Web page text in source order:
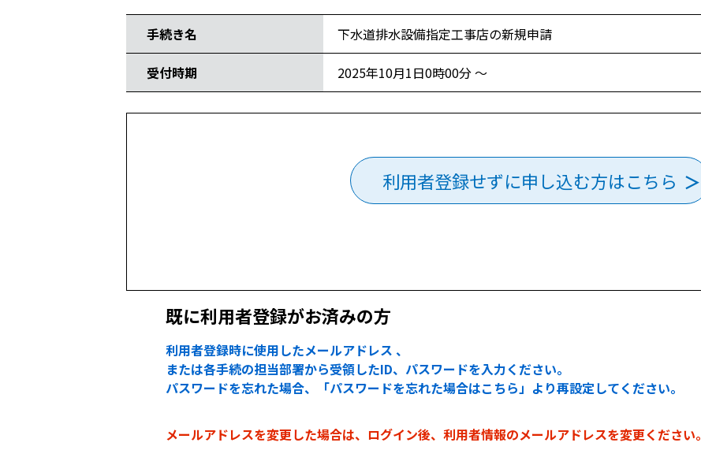
手続き名 下水道排水設備指定工事店の新規申請
受付時期 2025年10月1日0時00分 ～
利用者登録せずに申し込む方はこちら
既に利用者登録がお済みの方
利用者登録時に使用したメールアドレス 、
または各手続の担当部署から受領したID、パスワードを入力ください。
パスワードを忘れた場合、「パスワードを忘れた場合はこちら」より再設定してください。
メールアドレスを変更した場合は、ログイン後、利用者情報のメールアドレスを変更ください。